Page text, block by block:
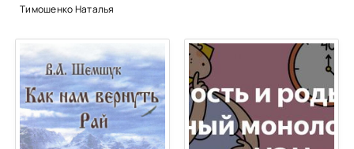
Тимошенко Наталья